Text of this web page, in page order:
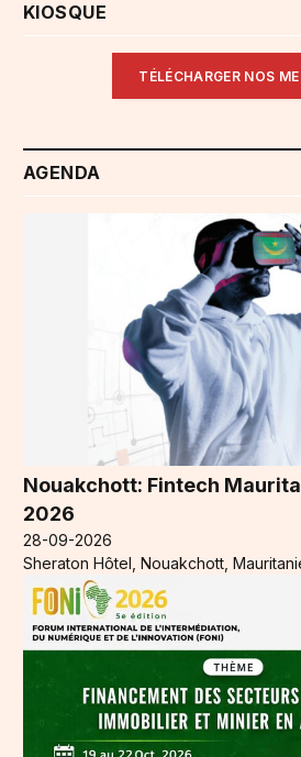
KIOSQUE
TÉLÉCHARGER NOS
AGENDA
Nouakchott: Fintech
2026
28-09-2026
Sheraton Hôtel, Nouakchott,